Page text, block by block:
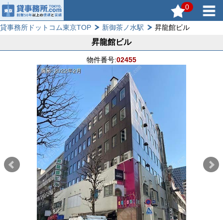
0
貸事務所ドットコム東京TOP 新御茶ノ水駅 昇龍館ビル
昇龍館ビル
物件番号:02455